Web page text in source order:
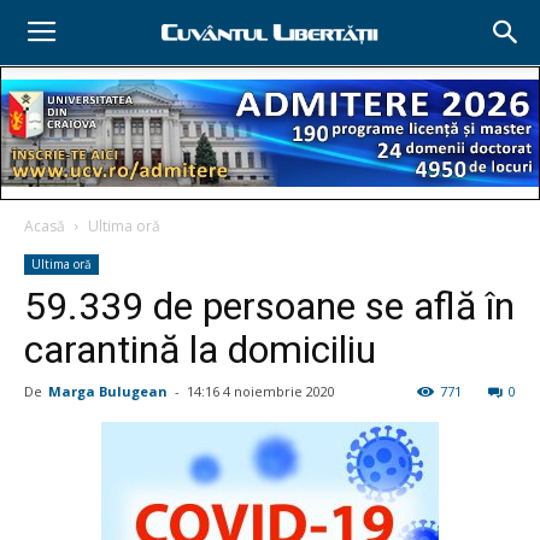
Acasă Ultima oră
Ultima oră
59.339 de persoane se află în
carantină la domiciliu
De Marga Bulugean - 14:16 4 noiembrie 2020 0
771